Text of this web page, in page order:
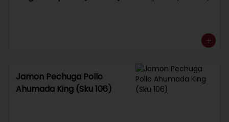
Jamon Pechuga Pollo
Ahumada King (Sku 106)